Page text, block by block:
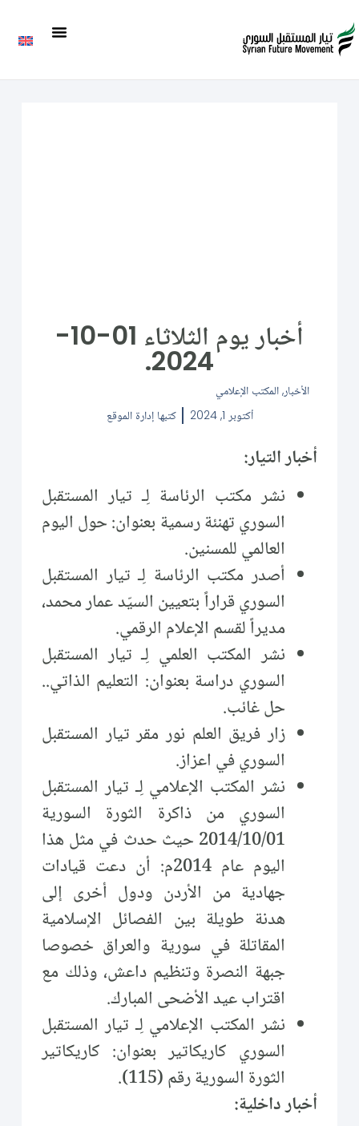
أخبار يوم الثلاثاء 01-10-
2024.
الأخبار, المكتب الإعلامي
أكتوبر 1, 2024
كتبها إدارة الموقع
أخبار التيار:
نشر مكتب الرئاسة لِـ تيار المستقبل
السوري تهنئة رسمية بعنوان: حول اليوم
العالمي للمسنين.
أصدر مكتب الرئاسة لِـ تيار المستقبل
السوري قراراً بتعيين السيّد عمار محمد،
مديراً لقسم الإعلام الرقمي.
نشر المكتب العلمي لِـ تيار المستقبل
السوري دراسة بعنوان: التعليم الذاتي..
حل غائب.
زار فريق العلم نور مقر تيار المستقبل
السوري في اعزاز.
نشر المكتب الإعلامي لِـ تيار المستقبل
السوري من ذاكرة الثورة السورية
2014/10/01 حيث حدث في مثل هذا
اليوم عام 2014م: أن دعت قيادات
جهادية من الأردن ودول أخرى إلى
هدنة طويلة بين الفصائل الإسلامية
المقاتلة في سورية والعراق خصوصا
جبهة النصرة وتنظيم داعش، وذلك مع
اقتراب عيد الأضحى المبارك.
نشر المكتب الإعلامي لِـ تيار المستقبل
السوري كاريكاتير بعنوان: كاريكاتير
الثورة السورية رقم (115).
أخبار داخلية: